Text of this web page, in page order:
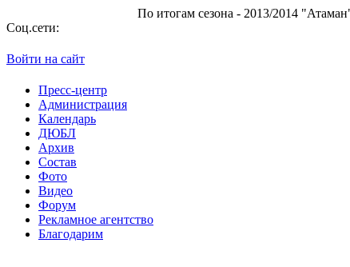
По итогам сезона - 2013/2014 "Атаман" занял 10 место в
Соц.сети:
Войти на сайт
Пресс-центр
Администрация
Календарь
ДЮБЛ
Архив
Состав
Фото
Видео
Форум
Рекламное агентство
Благодарим